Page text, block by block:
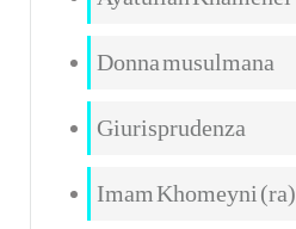
Donna musulmana
Giurisprudenza
Imam Khomeyni (ra)